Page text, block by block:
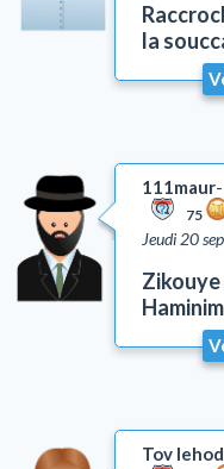
la
111maur
75
Jeudi 20
Haminim
Tov